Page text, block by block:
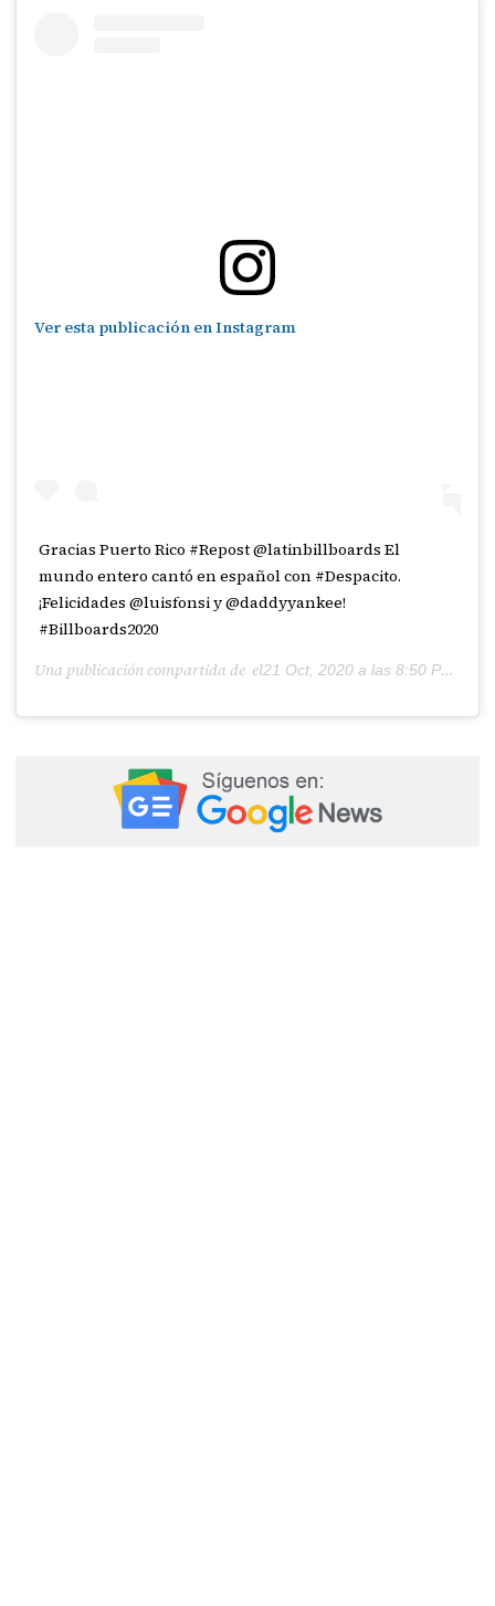
Ver esta publicación en Instagram
Gracias Puerto Rico #Repost @latinbillboards El
mundo entero cantó en español con #Despacito.
¡Felicidades @luisfonsi y @daddyyankee!⁠
#Billboards2020
Una publicación compartida de el21 Oct, 2020 a las 8:50 PDT